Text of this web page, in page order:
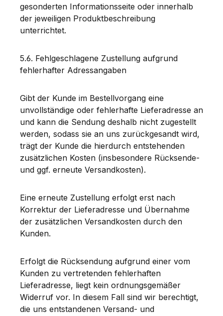
gesonderten Informationsseite oder innerhalb
der jeweiligen Produktbeschreibung
unterrichtet.
5.6. Fehlgeschlagene Zustellung aufgrund
fehlerhafter Adressangaben
Gibt der Kunde im Bestellvorgang eine
unvollständige oder fehlerhafte Lieferadresse an
und kann die Sendung deshalb nicht zugestellt
werden, sodass sie an uns zurückgesandt wird,
trägt der Kunde die hierdurch entstehenden
zusätzlichen Kosten (insbesondere Rücksende-
und ggf. erneute Versandkosten).
Eine erneute Zustellung erfolgt erst nach
Korrektur der Lieferadresse und Übernahme
der zusätzlichen Versandkosten durch den
Kunden.
Erfolgt die Rücksendung aufgrund einer vom
Kunden zu vertretenden fehlerhaften
Lieferadresse, liegt kein ordnungsgemäßer
Widerruf vor. In diesem Fall sind wir berechtigt,
die uns entstandenen Versand- und